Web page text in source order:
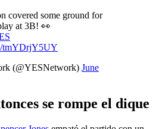
covered some ground for
at 3B! 👀
tmYDrjY5UY
(@YESNetwork) June
se rompe el dique